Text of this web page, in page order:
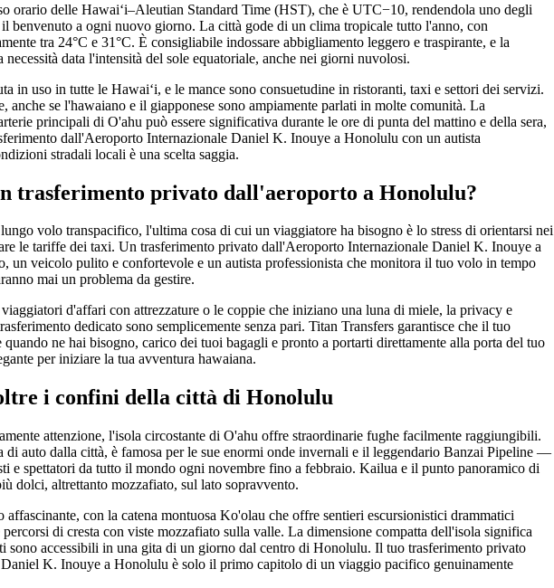
orario delle Hawaiʻi–Aleutian Standard Time (HST), che è UTC−10, rendendola uno degli
benvenuto a ogni nuovo giorno. La città gode di un clima tropicale tutto l'anno, con
tra 24°C e 31°C. È consigliabile indossare abbigliamento leggero e traspirante, e la
necessità data l'intensità del sole equatoriale, anche nei giorni nuvolosi.
in uso in tutte le Hawaiʻi, e le mance sono consuetudine in ristoranti, taxi e settori dei servizi.
anche se l'hawaiano e il giapponese sono ampiamente parlati in molte comunità. La
principali di O'ahu può essere significativa durante le ore di punta del mattino e della sera,
dall'Aeroporto Internazionale Daniel K. Inouye a Honolulu con un autista
stradali locali è una scelta saggia.
trasferimento privato dall'aeroporto a Honolulu?
volo transpacifico, l'ultima cosa di cui un viaggiatore ha bisogno è lo stress di orientarsi nei
le tariffe dei taxi. Un trasferimento privato dall'Aeroporto Internazionale Daniel K. Inouye a
un veicolo pulito e confortevole e un autista professionista che monitora il tuo volo in tempo
mai un problema da gestire.
d'affari con attrezzature o le coppie che iniziano una luna di miele, la privacy e
dedicato sono semplicemente senza pari. Titan Transfers garantisce che il tuo
quando ne hai bisogno, carico dei tuoi bagagli e pronto a portarti direttamente alla porta del tuo
per iniziare la tua avventura hawaiana.
i confini della città di Honolulu
attenzione, l'isola circostante di O'ahu offre straordinarie fughe facilmente raggiungibili.
di auto dalla città, è famosa per le sue enormi onde invernali e il leggendario Banzai Pipeline —
e spettatori da tutto il mondo ogni novembre fino a febbraio. Kailua e il punto panoramico di
dolci, altrettanto mozzafiato, sul lato sopravvento.
con la catena montuosa Ko'olau che offre sentieri escursionistici drammatici
di cresta con viste mozzafiato sulla valle. La dimensione compatta dell'isola significa
sono accessibili in una gita di un giorno dal centro di Honolulu. Il tuo trasferimento privato
K. Inouye a Honolulu è solo il primo capitolo di un viaggio pacifico genuinamente